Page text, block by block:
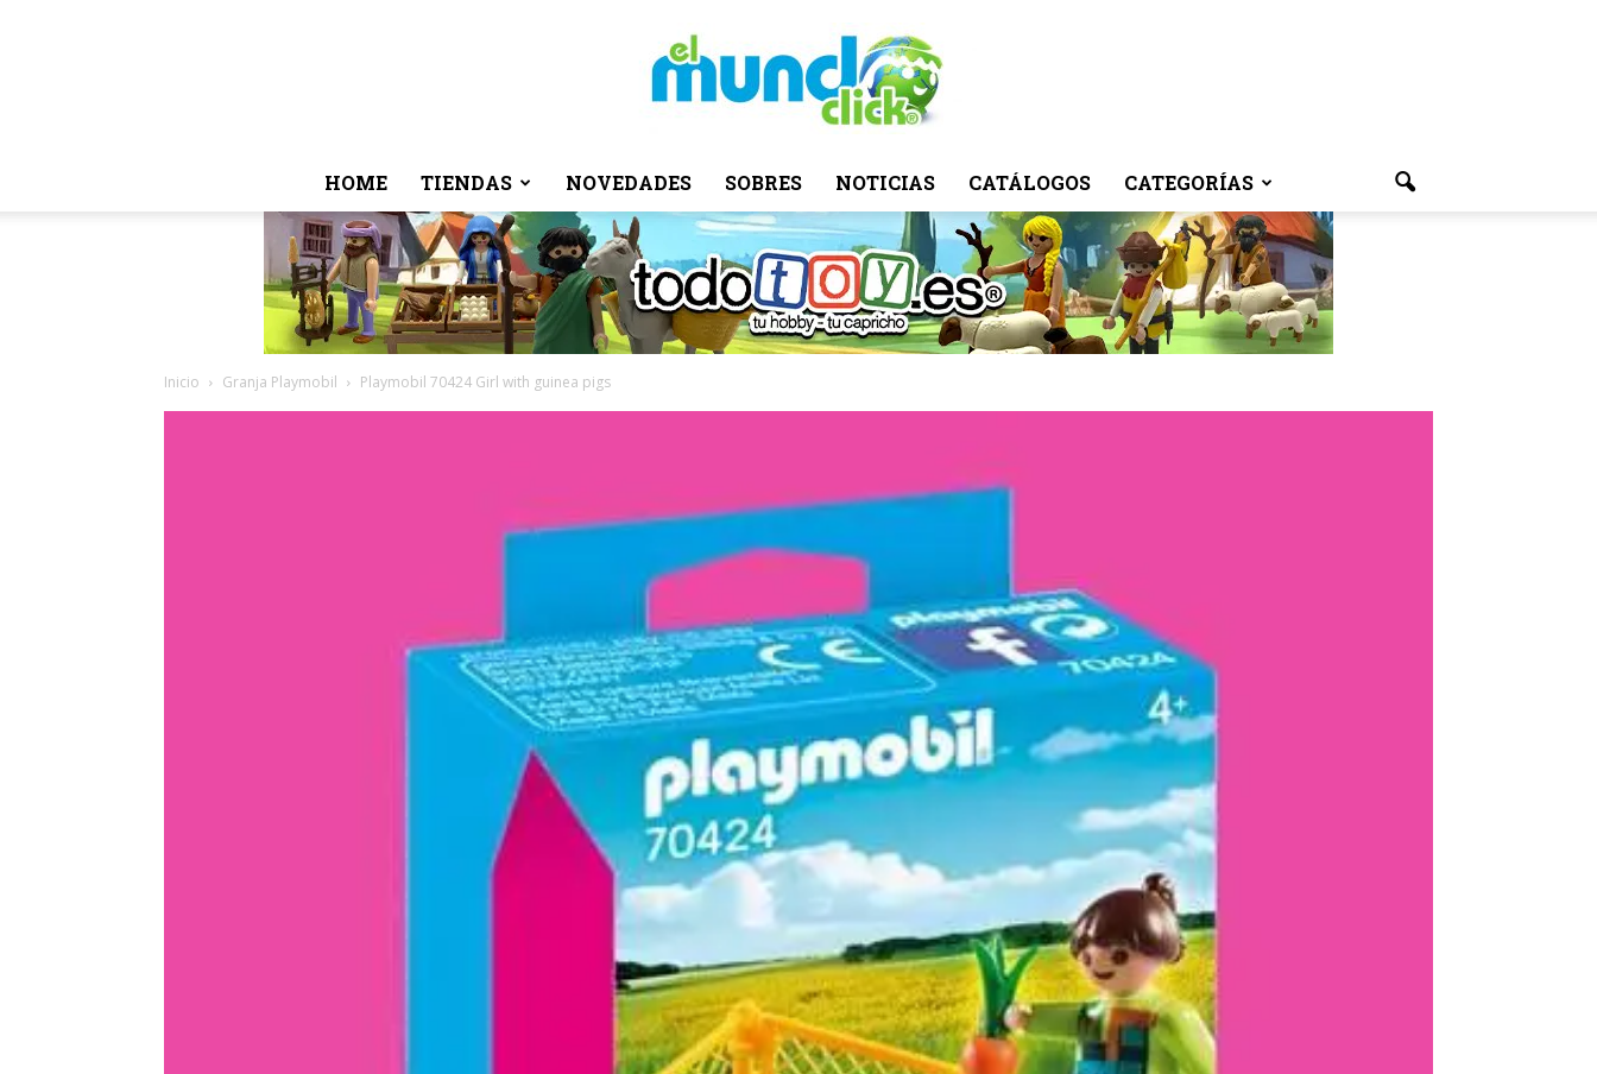
El
Click
HOME TIENDAS NOVEDADES SOBRES NOTICIAS CATÁLOGOS CATEGORÍAS
Inicio Granja Playmobil Playmobil 70424 Girl with guinea pigs